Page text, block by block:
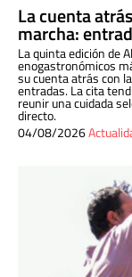
La cuenta
marcha:
La quinta edición de
enogastronómicos
su cuenta atrás con
entradas. La cita
reunir una cuidada
directo.
04/08/2026